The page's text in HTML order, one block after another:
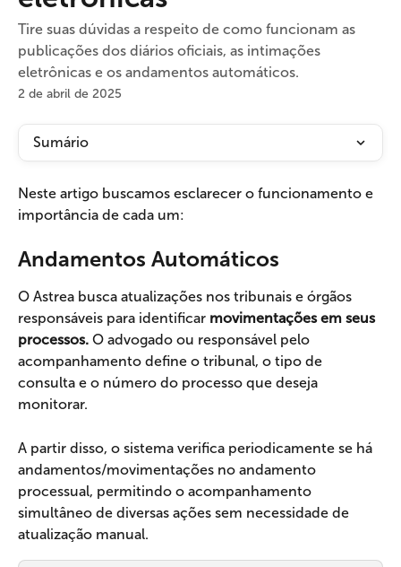
Tire suas dúvidas a respeito de como funcionam as
publicações dos diários oficiais, as intimações
eletrônicas e os andamentos automáticos.
2 de abril de 2025
Sumário
Neste artigo buscamos esclarecer o funcionamento e
importância de cada um:
Andamentos Automáticos
O Astrea busca atualizações nos tribunais e órgãos
responsáveis para identificar movimentações em seus
processos. O advogado ou responsável pelo
acompanhamento define o tribunal, o tipo de
consulta e o número do processo que deseja
monitorar.
A partir disso, o sistema verifica periodicamente se há
andamentos/movimentações no andamento
processual, permitindo o acompanhamento
simultâneo de diversas ações sem necessidade de
atualização manual.